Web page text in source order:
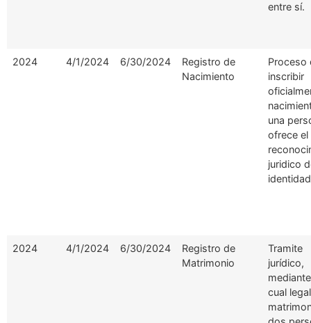
entre sí.
2024 4/1/2024 6/30/2024
Registro de
Nacimiento
Proceso
inscribir
una
ofrece el
juridico
identidad
2024 4/1/2024 6/30/2024
Registro de
Matrimonio
Tramite
jurídico,
cual